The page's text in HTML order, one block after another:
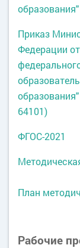
Приказ
Федерации
64101)
ФГОС-2021
План
Рабочие